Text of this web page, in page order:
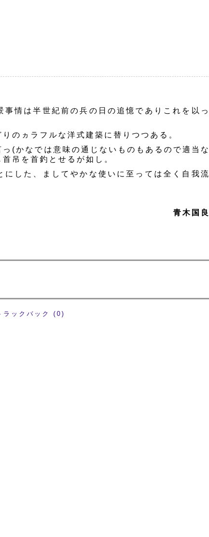
情は半世紀前の兵の日の追憶でありこれを以っ
のヵラフルな洋式建築に替りつつある。
(かなでは意味の通じないものもあるので適当な
吊を首釣とせるが如し。
した、ましてやかな使いに至っては全く自我流
青木国良
ラックバック (0)